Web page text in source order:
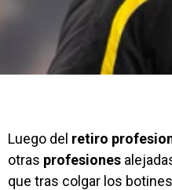
Luego del retiro
otras profesiones
que tras colgar los